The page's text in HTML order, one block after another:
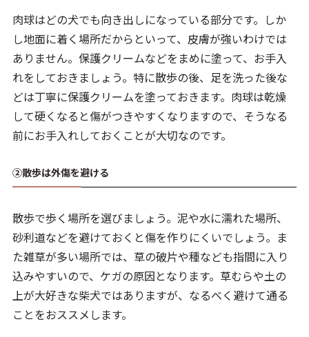
肉球はどの犬でも向き出しになっている部分です。しか
し地面に着く場所だからといって、皮膚が強いわけでは
ありません。保護クリームなどをまめに塗って、お手入
れをしておきましょう。特に散歩の後、足を洗った後な
どは丁寧に保護クリームを塗っておきます。肉球は乾燥
して硬くなると傷がつきやすくなりますので、そうなる
前にお手入れしておくことが大切なのです。
②散歩は外傷を避ける
散歩で歩く場所を選びましょう。泥や水に濡れた場所、
砂利道などを避けておくと傷を作りにくいでしょう。ま
た雑草が多い場所では、草の破片や種なども指間に入り
込みやすいので、ケガの原因となります。草むらや土の
上が大好きな柴犬ではありますが、なるべく避けて通る
ことをおススメします。